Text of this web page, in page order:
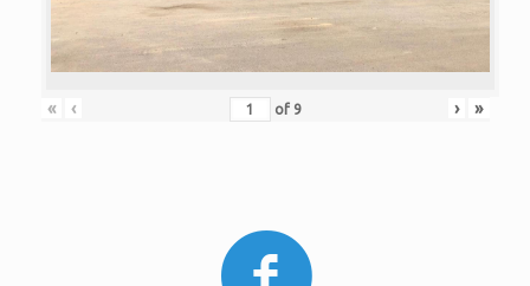
« ‹ of 9 › »